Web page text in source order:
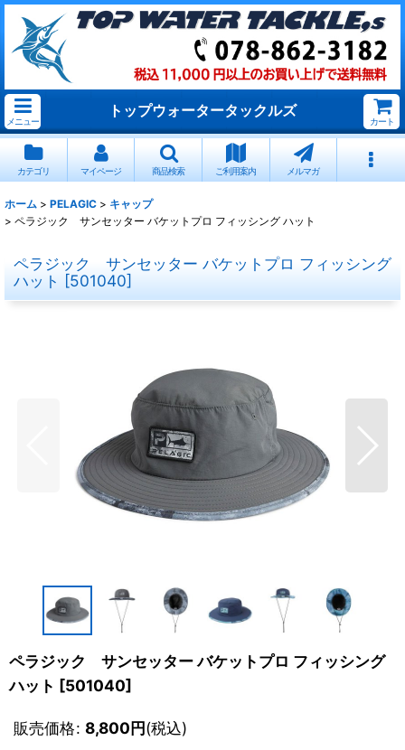
メニュー
トップウォータータックルズ
カート
カテゴリ マイページ 商品検索 ご利用案内 メルマガ
ホーム > PELAGIC > キャップ
> ペラジック サンセッター バケットプロ フィッシング ハット
ペラジック サンセッター バケットプロ フィッシング
ハット [501040]
ペラジック サンセッター バケットプロ フィッシング
ハット [501040]
販売価格: 8,800円(税込)